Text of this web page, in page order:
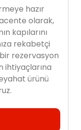
hazır
acente olarak,
kapılarını
rekabetçi
rezervasyon
ihtiyaçlarına
ürünü